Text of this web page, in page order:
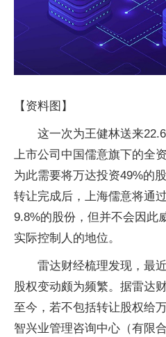
【资料图】
这一次为王健林送来
上市公司中国儒意旗下的全
为此需要将万达投资49%的
转让完成后，上海儒意将通
9.8%的股份，但并不会因此
实际控制人的地位。
雷达财经梳理发现，最
股权变动颇为频繁。据雷达
至今，若不包括转让股权给
智兴业管理咨询中心（有限